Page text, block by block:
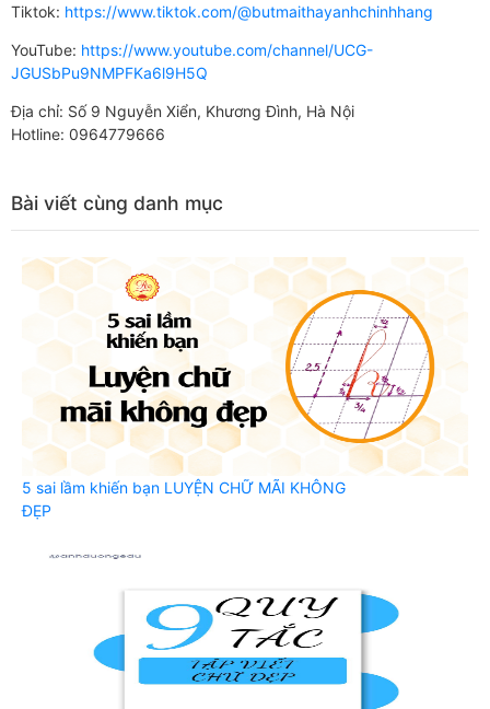
Tiktok: https://www.tiktok.com/@butmaithayanhchinhhang
YouTube: https://www.youtube.com/channel/UCG-
JGUSbPu9NMPFKa6l9H5Q
Địa chỉ: Số 9 Nguyễn Xiển, Khương Đình, Hà Nội
Hotline: 0964779666
Bài viết cùng danh mục
5 sai lầm khiến bạn LUYỆN CHỮ MÃI KHÔNG
ĐẸP